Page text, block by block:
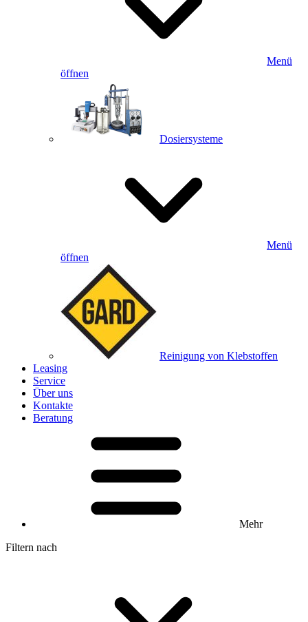
Menü
öffnen
Dosiersysteme
Menü
öffnen
Reinigung von Klebstoffen
Leasing
Service
Über uns
Kontakte
Beratung
Mehr
Filtern nach